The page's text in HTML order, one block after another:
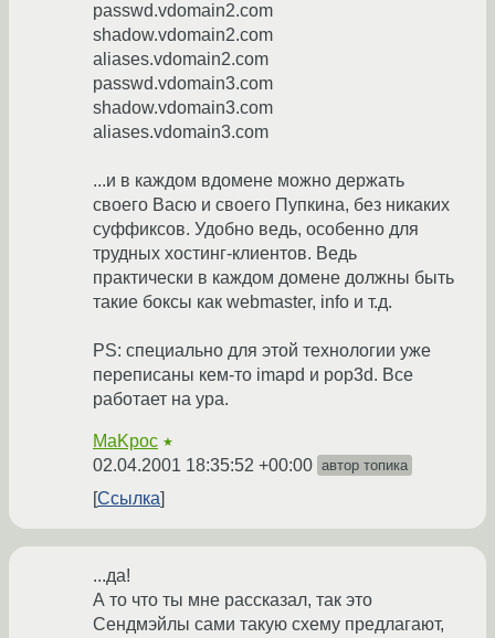
passwd.vdomain2.com
shadow.vdomain2.com
aliases.vdomain2.com
passwd.vdomain3.com
shadow.vdomain3.com
aliases.vdomain3.com
...и в каждом вдомене можно держать
своего Васю и своего Пупкина, без никаких
суффиксов. Удобно ведь, особенно для
трудных хостинг-клиентов. Ведь
практически в каждом домене должны быть
такие боксы как webmaster, info и т.д.
PS: специально для этой технологии уже
переписаны кем-то imapd и pop3d. Все
работает на ура.
MaKpoc ★
02.04.2001 18:35:52 +00:00 автор топика
Ссылка
...да!
А то что ты мне рассказал, так это
Сендмэйлы сами такую схему предлагают,